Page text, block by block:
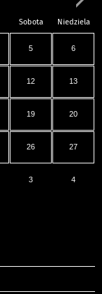
Sobota Niedziela
5 6
12 13
19 20
26 27
3 4